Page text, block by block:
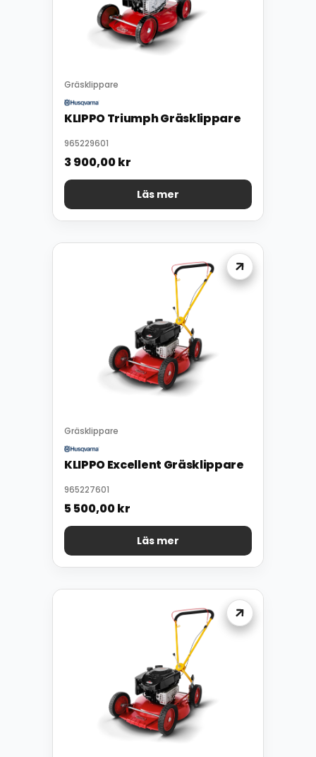
Gräsklippare
KLIPPO Triumph Gräsklippare
965229601
3 900,00kr
Läs mer
Gräsklippare
KLIPPO Excellent Gräsklippare
965227601
5 500,00kr
Läs mer